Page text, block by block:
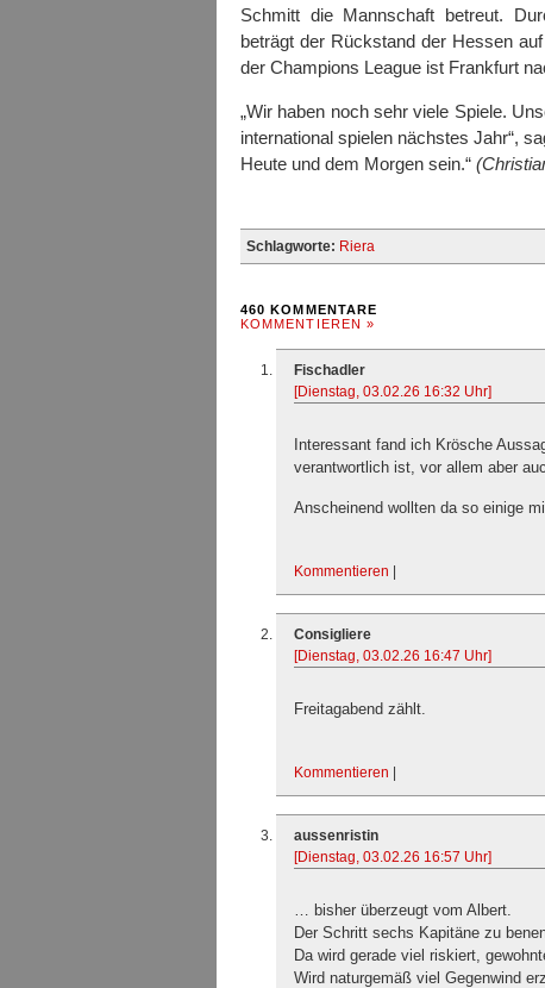
Schmitt die Mannschaft betreut.
beträgt der Rückstand der Hessen
der Champions League ist Frankfurt
„Wir haben noch sehr viele Spiele.
international spielen nächstes Jahr“,
Heute und dem Morgen sein.“
Schlagworte: Riera
460 KOMMENTARE
KOMMENTIEREN »
Fischadler
[Dienstag, 03.02.26 16:32 Uhr]
Interessant fand ich Krösche
verantwortlich ist, vor allem aber
Anscheinend wollten da so einige
Kommentieren |
Consigliere
[Dienstag, 03.02.26 16:47 Uhr]
Freitagabend zählt.
Kommentieren |
aussenristin
[Dienstag, 03.02.26 16:57 Uhr]
… bisher überzeugt vom Albert.
Der Schritt sechs Kapitäne zu
Da wird gerade viel riskiert,
Wird naturgemäß viel Gegenwind